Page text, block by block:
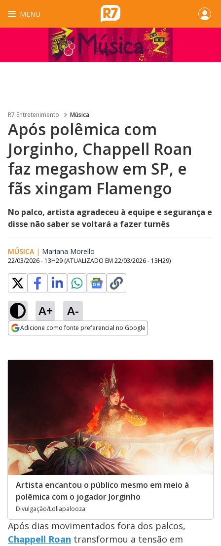
MENU
R7 Entretenimento Música
Após polêmica com
Jorginho, Chappell Roan
faz megashow em SP, e
fãs xingam Flamengo
No palco, artista agradeceu à equipe e segurança e
disse não saber se voltará a fazer turnês
MÚSICA | Mariana Morello
22/03/2026 - 13H29 (ATUALIZADO EM 22/03/2026 - 13H29)
A+ A-
Adicione como fonte preferencial no Google
Artista encantou o público mesmo em meio à
polêmica com o jogador Jorginho
Divulgação/Lollapalooza
Após dias movimentados fora dos palcos,
Chappell Roan transformou a tensão em